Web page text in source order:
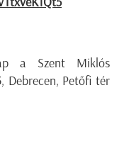
a Szent Miklós
Debrecen, Petőfi tér